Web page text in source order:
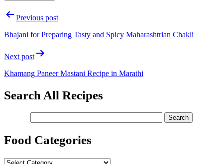
PostPrevious post
Bhajani for Preparing Tasty and Spicy Maharashtrian Chakli
Next post
Khamang Paneer Mastani Recipe in Marathi
Search All Recipes
Food Categories
Food